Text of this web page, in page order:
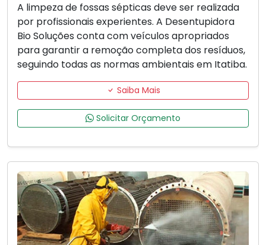
A limpeza de fossas sépticas deve ser realizada
por profissionais experientes. A Desentupidora
Bio Soluções conta com veículos apropriados
para garantir a remoção completa dos resíduos,
seguindo todas as normas ambientais em Itatiba.
Saiba Mais
Solicitar Orçamento